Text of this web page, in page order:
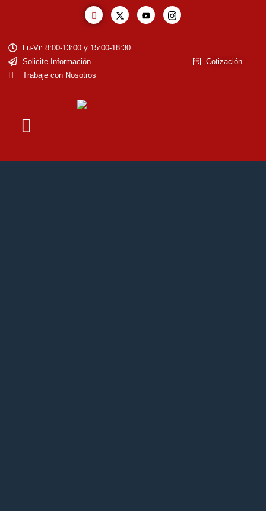
Cotización
Lu-Vi: 8:00-13:00 y 15:00-18:30
Solicite Información
Trabaje con Nosotros